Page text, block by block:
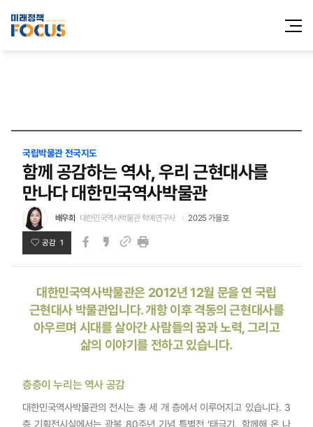
전체메
열기
국립박물관 전국지도
함께 공감하는 역사, 우리 근현대사를
만나다 대한민국역사박물관
배우희 대한민국역사박물관 학예연구사 2025 가을호
공감 1
대한민국역사박물관은 2012년 12월 문을 연 국립
근현대사 박물관입니다. 개항 이후 격동의 근현대사를
아우르며 시대를 살아간 사람들의 꿈과 노력, 그리고
삶의 이야기를 전하고 있습니다.
층층이 누리는 역사 공감
대한민국역사박물관의 전시는 총 세 개 층에서 이루어지고 있습니다. 3
층 기획전시실에서는 광복 80주년 기념 특별전 ‘태극기, 함께해 온 나